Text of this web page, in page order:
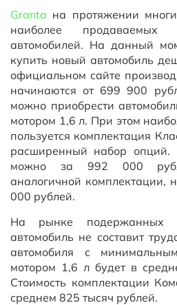
Granta на протяжении
наиболее
автомобилей. На данный
купить новый автомобиль
официальном сайте
начинаются от 699 900
можно приобрести
мотором 1,6 л. При этом
пользуется комплектация
расширенный набор опций.
можно за 992 000
аналогичной комплектации,
000 рублей.
На рынке подержанных
автомобиль не составит
автомобиля с
мотором 1,6 л будет в
Стоимость комплектации
среднем 825 тысяч рублей.